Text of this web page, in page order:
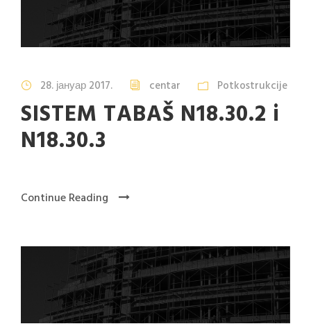
28. јануар 2017. centar Potkostrukcije
SISTEM TABAŠ N18.30.2 i
N18.30.3
Continue Reading